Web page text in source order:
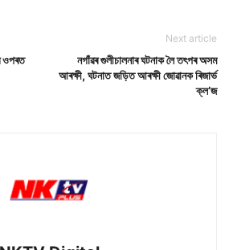
ওপৰত
Next article
নগাঁৱৰ গুলীচালনাৰ ঘটনাক লৈ তৎপৰ অসম
আৰক্ষী, ঘটনাত জড়িত আৰক্ষী জোৱানক ৰিজাৰ্ভ
ক্ল’জ